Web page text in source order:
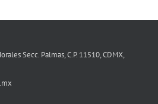
Secc. Palmas, C.P. 11510, CDMX,